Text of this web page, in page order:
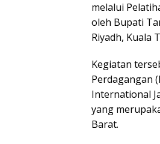
melalui
oleh Bupati
Riyadh, Kuala
Kegiatan
Perdagangan
International
yang
Barat.